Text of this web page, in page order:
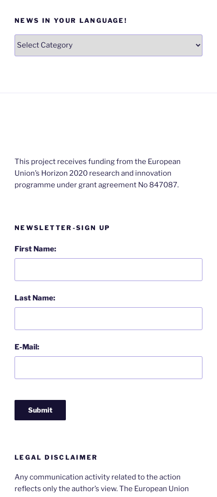
NEWS IN YOUR LANGUAGE!
News
This project receives funding from the European
Union’s Horizon 2020 research and innovation
programme under grant agreement No 847087.
NEWSLETTER-SIGN UP
First Name:
Last Name:
E-Mail:
LEGAL DISCLAIMER
Any communication activity related to the action
reflects only the author’s view. The European Union